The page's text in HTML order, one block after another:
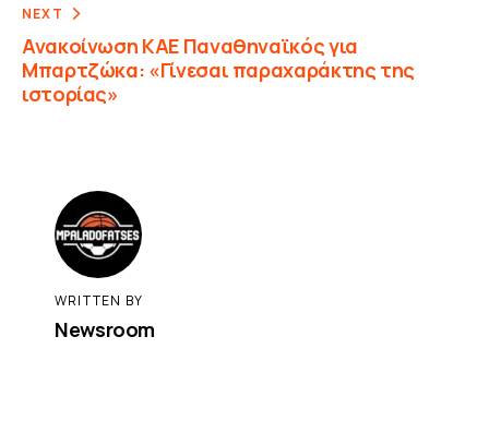
NEXT
Ανακοίνωση ΚΑΕ Παναθηναϊκός για
Μπαρτζώκα: «Γίνεσαι παραχαράκτης της
ιστορίας»
WRITTEN BY
Newsroom